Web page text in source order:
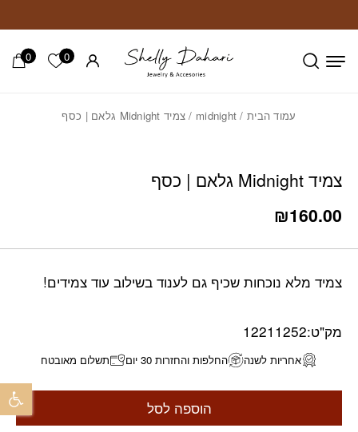
0 הרשימה
0
עמוד הבית/
midnight / צמיד Midnight גלאם | כסף
צמיד Midnight גלאם | כסף
₪160.00
צמיד מלא נוכחות שכיף גם לענוד בשילוב עוד צמידים!
מק"ט:12211252
אחריות לשנה החלפות והחזרות 30 יום תשלום מאובטח
הוספה לסל